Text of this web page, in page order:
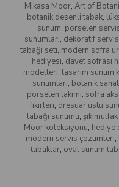
Mikasa Moor, Art of
botanik desenli tabak,
sunum, porselen
sunumları, dekoratif servis
tabağı seti, modern sofra
hediyesi, davet sofrası
modelleri,tasarım sunum
sunumları, botanik
porselen takımı, sofra
fikirleri, dresuar üstü
tabağı sunumu, şık
Moor koleksiyonu, hediye
modern servis çözümleri,
tabaklar, oval sunum